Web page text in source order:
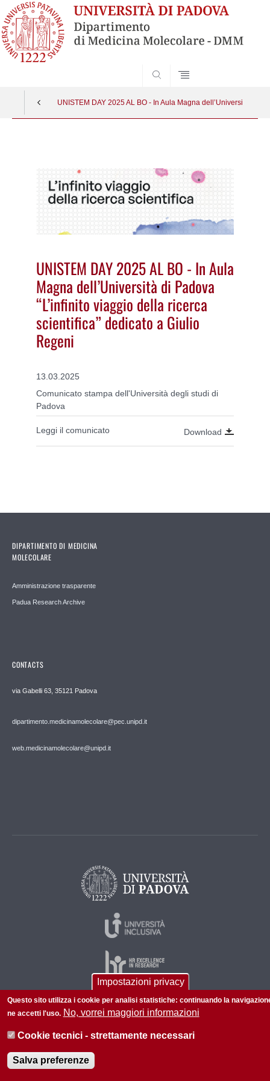
UNISTEM DAY 2025 AL BO - In Aula Magna dell’Università di
UNISTEM DAY 2025 AL BO - In Aula
Magna dell’Università di Padova
“L’infinito viaggio della ricerca
scientifica” dedicato a Giulio
Regeni
13.03.2025
Comunicato stampa dell'Università degli studi di
Padova
Leggi il comunicato Download
DIPARTIMENTO DI MEDICINA
MOLECOLARE
Amministrazione trasparente
Padua Research Archive
CONTACTS
via Gabelli 63, 35121 Padova
dipartimento.medicinamolecolare@pec.unipd.it
web.medicinamolecolare@unipd.it
© 2026 Università di Padova - Tutti i diritti riservati
P.I. 00742430283 C.F. 80006480281
Informazioni su questo sito
Impostazioni privacy
Questo sito utilizza i cookie per analisi statistiche: continuando la
ne accetti l'uso. No, vorrei maggiori informazioni
Cookie tecnici - strettamente necessari
Salva preferenze